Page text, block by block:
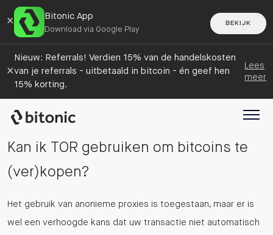
× Bitonic App
Download via Google Play
BEKIJK
×
Nieuw: Referrals! Verdien 15% van de handelskosten
van je referrals - uitbetaald in bitcoin - én geef hen
15% korting.
Lees
meer
Kan ik TOR gebruiken om bitcoins te
(ver)kopen?
Het gebruik van anonieme proxies is toegestaan, maar er is
wel een verhoogde kans dat uw transactie niet automatisch